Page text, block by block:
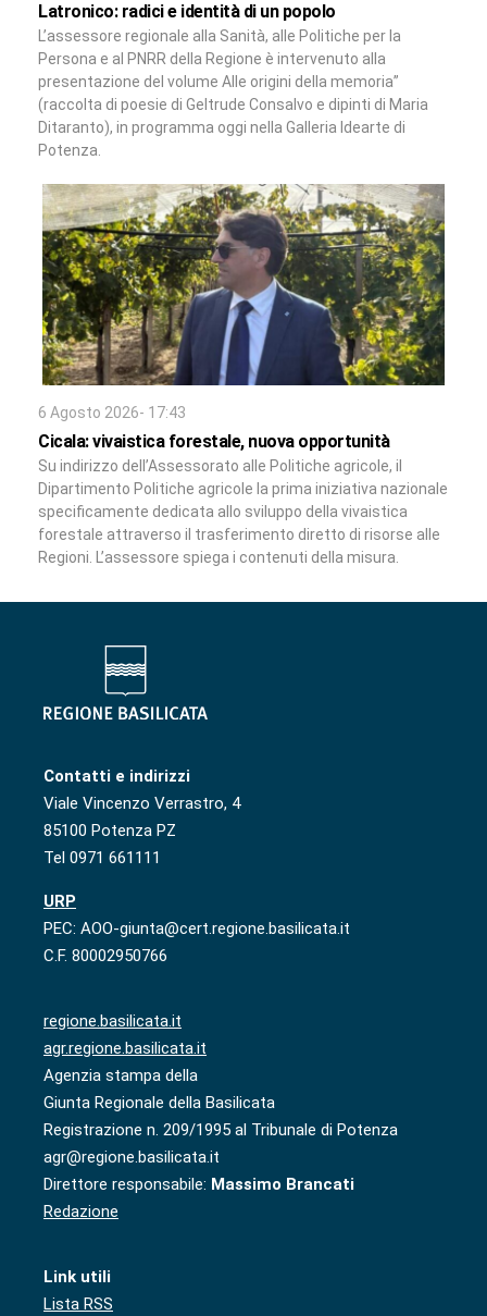
Latronico: radici e identità di un popolo
L’assessore regionale alla Sanità, alle Politiche per la
Persona e al PNRR della Regione è intervenuto alla
presentazione del volume Alle origini della memoria”
(raccolta di poesie di Geltrude Consalvo e dipinti di Maria
Ditaranto), in programma oggi nella Galleria Idearte di
Potenza.
6 Agosto 2026- 17:43
Cicala: vivaistica forestale, nuova opportunità
Su indirizzo dell’Assessorato alle Politiche agricole, il
Dipartimento Politiche agricole la prima iniziativa nazionale
specificamente dedicata allo sviluppo della vivaistica
forestale attraverso il trasferimento diretto di risorse alle
Regioni. L’assessore spiega i contenuti della misura.
Contatti e indirizzi
Viale Vincenzo Verrastro, 4
85100 Potenza PZ
Tel 0971 661111
URP
PEC: AOO-giunta@cert.regione.basilicata.it
C.F. 80002950766
regione.basilicata.it
agr.regione.basilicata.it
Agenzia stampa della
Giunta Regionale della Basilicata
Registrazione n. 209/1995 al Tribunale di Potenza
agr@regione.basilicata.it
Direttore responsabile: Massimo Brancati
Redazione
Link utili
Lista RSS